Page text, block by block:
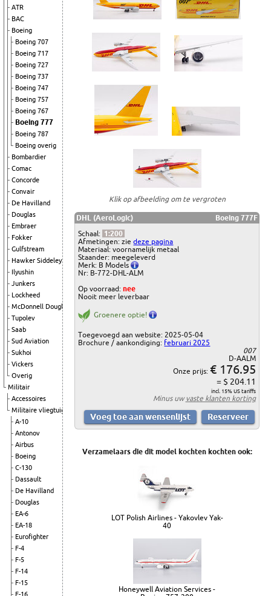
ATR
BAC
Boeing
Boeing 707
Boeing 717
Boeing 727
Boeing 737
Boeing 747
Boeing 757
Boeing 767
Boeing 777
Boeing 787
Boeing overig
Bombardier
Comac
Concorde
Convair
De Havilland
Douglas
Embraer
Fokker
Gulfstream
Hawker Siddeley
Ilyushin
Junkers
Lockheed
McDonnell Douglas
Tupolev
Saab
Sud Aviation
Sukhoi
Vickers
Overig
Militair
Accessoires
Militaire vliegtuigen
A-10
Antonov
Airbus
Boeing
C-130
Dassault
De Havilland
Douglas
EA-6
EA-18
Eurofighter
F-4
F-5
F-14
F-15
F-16
Klik op afbeelding om te vergroten
DHL (AeroLogic)
Boeing 777F
Schaal: 1:200
Afmetingen: ziedeze pagina
Materiaal: voornamelijk metaal
Staander: meegeleverd
Merk: B Models
Nr: B-772-DHL-ALM
Op voorraad:nee
Nooit meer leverbaar
Groenere optie!
Toegevoegd aan website: 2025-05-04
Brochure / aankondiging: februari 2025
007
D-AALM
Onze prijs: € 176.95
= $ 204.11
incl. 15% US tariffs
Minus uwvaste klanten korting
Verzamelaars die dit model kochten kochten ook:
LOT Polish Airlines - Yakovlev Yak-
40
Honeywell Aviation Services -